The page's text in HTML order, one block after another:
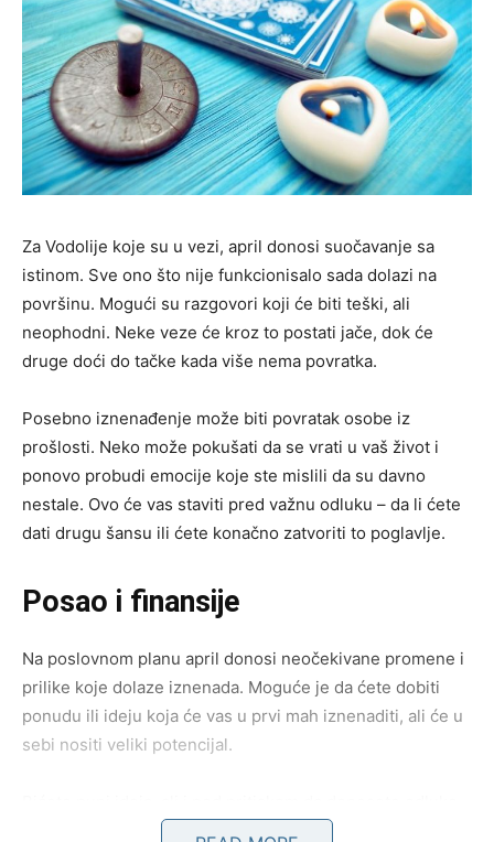
Za Vodolije koje su u vezi, april donosi suočavanje sa
istinom. Sve ono što nije funkcionisalo sada dolazi na
površinu. Mogući su razgovori koji će biti teški, ali
neophodni. Neke veze će kroz to postati jače, dok će
druge doći do tačke kada više nema povratka.
Posebno iznenađenje može biti povratak osobe iz
prošlosti. Neko može pokušati da se vrati u vaš život i
ponovo probudi emocije koje ste mislili da su davno
nestale. Ovo će vas staviti pred važnu odluku – da li ćete
dati drugu šansu ili ćete konačno zatvoriti to poglavlje.
Posao i finansije
Na poslovnom planu april donosi neočekivane promene i
prilike koje dolaze iznenada. Moguće je da ćete dobiti
ponudu ili ideju koja će vas u prvi mah iznenaditi, ali će u
sebi nositi veliki potencijal.
brzo. Važno je da ne sumnjate u sebe. Iako će situacije